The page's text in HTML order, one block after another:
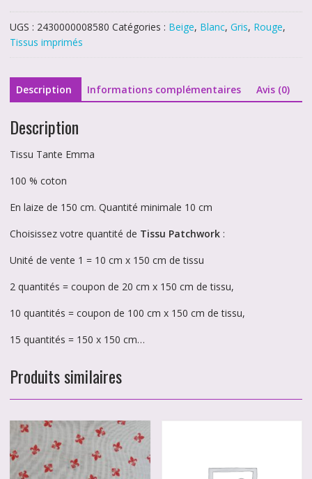
points
8580
Emma
UGS : 2430000008580 Catégories : Beige, Blanc, Gris, Rouge,
Tissus imprimés
Description Informations complémentaires Avis (0)
Description
Tissu Tante Emma
100 % coton
En laize de 150 cm. Quantité minimale 10 cm
Choisissez votre quantité de Tissu Patchwork:
Unité de vente 1 = 10 cm x 150 cm de tissu
2 quantités = coupon de 20 cm x 150 cm de tissu,
10 quantités = coupon de 100 cm x 150 cm de tissu,
15 quantités = 150 x 150 cm…
Produits similaires